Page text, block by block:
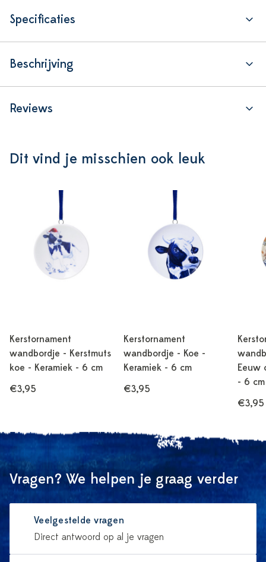
Specificaties
Beschrijving
Reviews
Dit vind je misschien ook leuk
Kerstornament
wandbordje - Kerstmuts
koe - Keramiek - 6 cm
€3,95
Kerstornament
wandbordje - Koe -
Keramiek - 6 cm
€3,95
Eeuw
- 6 cm
€3,95
Vragen? We helpen je graag verder
Veelgestelde vragen
Direct antwoord op al je vragen